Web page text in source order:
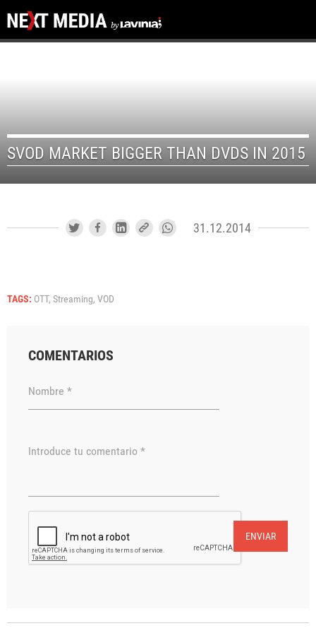
SVOD MARKET BIGGER THAN DVDS IN 2015
31.12.2014
TAGS: OTT, Streaming, VOD
COMENTARIOS
Nombre *
Introduce tu comentario *
ENVIAR